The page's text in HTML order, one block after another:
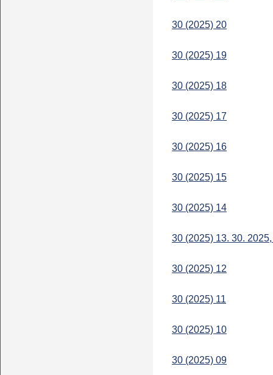
30 (2025) 20
30 (2025) 19
30 (2025) 18
30 (2025) 17
30 (2025) 16
30 (2025) 15
30 (2025) 14
30 (2025) 13. 30.
30 (2025) 12
30 (2025) 11
30 (2025) 10
30 (2025) 09